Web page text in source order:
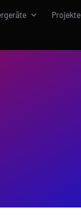
Projekte